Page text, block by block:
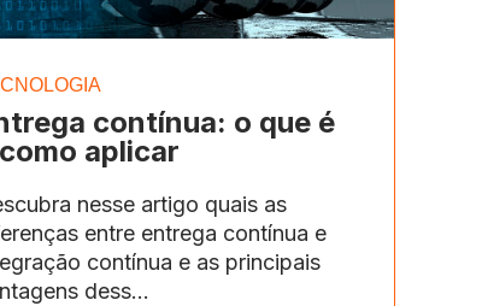
contínua: o que é
aplicar
nesse artigo quais as
entre entrega contínua e
contínua e as principais
dess...